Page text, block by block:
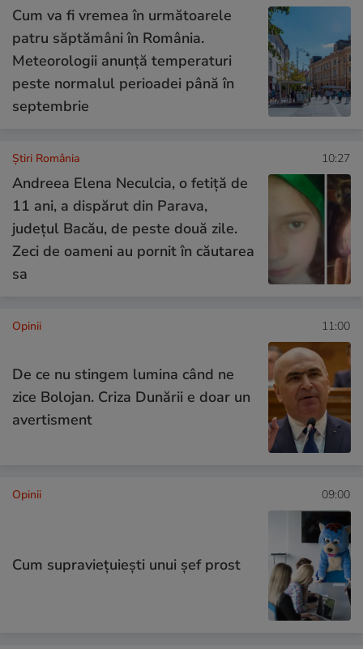
Cum va fi vremea în următoarele
patru săptămâni în România.
Meteorologii anunță temperaturi
peste normalul perioadei până în
septembrie
Știri România 10:27
Andreea Elena Neculcia, o fetiță de
11 ani, a dispărut din Parava,
județul Bacău, de peste două zile.
Zeci de oameni au pornit în căutarea
sa
Opinii 11:00
De ce nu stingem lumina când ne
zice Bolojan. Criza Dunării e doar un
avertisment
Opinii 09:00
Cum supraviețuiești unui șef prost